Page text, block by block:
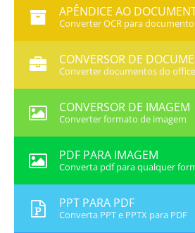
APÊNDICE AO
Converter OCR para documento
CONVERSOR DE
Converter documentos do office
CONVERSOR DE IMAGEM
Converter formato de imagem
PDF PARA IMAGEM
Converta pdf para qualquer
PPT PARA PDF
Converta PPT e PPTX para PDF